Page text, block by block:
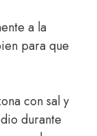
a la
para que
con sal y
durante